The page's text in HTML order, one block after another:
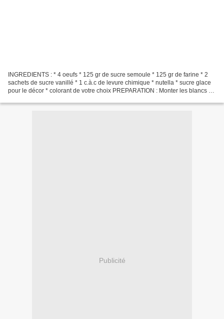
INGREDIENTS : * 4 oeufs * 125 gr de sucre semoule * 125 gr de farine * 2
sachets de sucre vanillé * 1 c.à.c de levure chimique * nutella * sucre glace
pour le décor * colorant de votre choix PREPARATION : Monter les blancs en
Publicité